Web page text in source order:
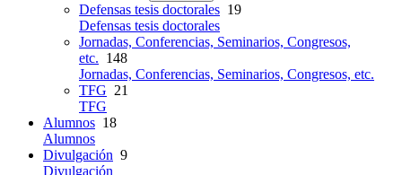
Defensas tesis doctorales 19
Defensas tesis doctorales
Jornadas, Conferencias, Seminarios, Congresos,
etc. 148
Jornadas, Conferencias, Seminarios, Congresos, etc.
TFG 21
TFG
Alumnos 18
Alumnos
Divulgación 9
Divulgación